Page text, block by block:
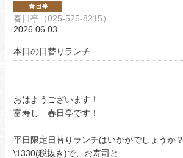
春日亭（025-525-8215）
2026.06.03
本日の日替りランチ
おはようございます！
富寿し 春日亭です！
平日限定日替りランチはいかがでしょうか？
\1330(税抜き)で、お寿司と